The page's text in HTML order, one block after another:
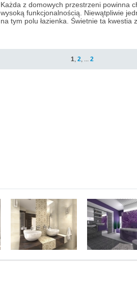
Każda z domowych przestrzeni powinna
wysoką funkcjonalnością. Niewątpliwie
na tym polu łazienka. Świetnie ta kwestia
1, 2, ... 2